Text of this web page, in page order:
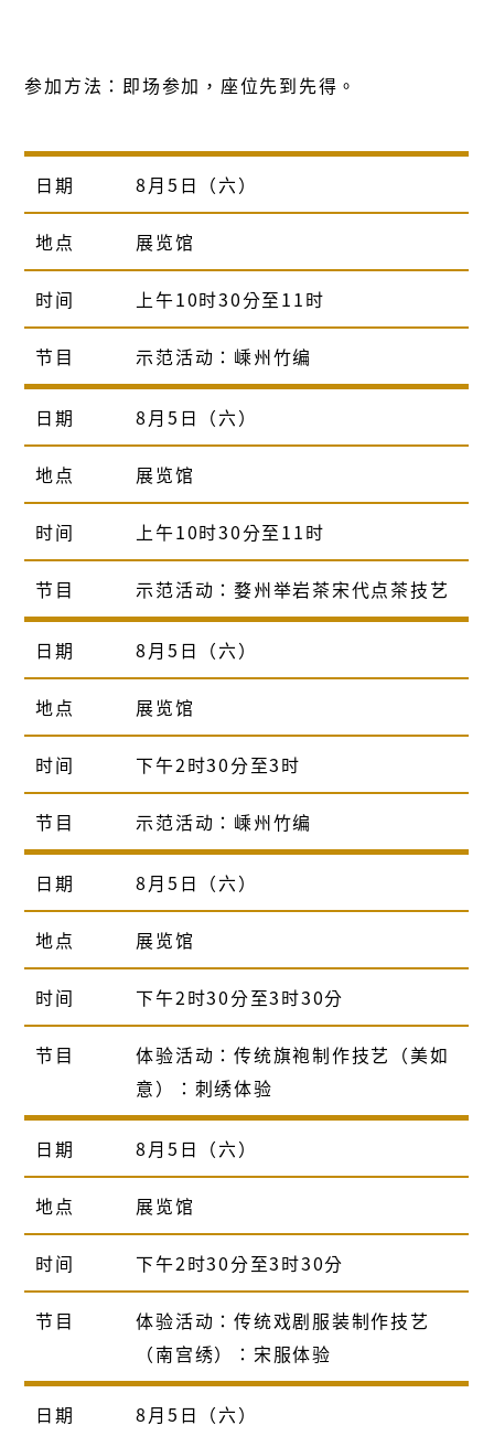
参加方法：即场参加，座位先到先得。
日期 8月5日（六）
地点 展览馆
时间 上午10时30分至11时
节目 示范活动：嵊州竹编
日期 8月5日（六）
地点 展览馆
时间 上午10时30分至11时
节目 示范活动：婺州举岩茶宋代点茶技艺
日期 8月5日（六）
地点 展览馆
时间 下午2时30分至3时
节目 示范活动：嵊州竹编
日期 8月5日（六）
地点 展览馆
时间 下午2时30分至3时30分
节目
体验活动：传统旗袍制作技艺（美如
意）：刺绣体验
日期 8月5日（六）
地点 展览馆
时间 下午2时30分至3时30分
节目
体验活动：传统戏剧服装制作技艺
（南宫绣）：宋服体验
日期 8月5日（六）